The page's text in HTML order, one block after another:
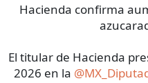
Hacienda confirma
El titular de Hacienda
2026 en la